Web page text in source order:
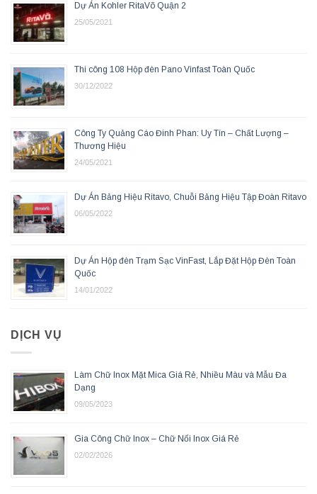
Dự Án Kohler RitaVõ Quận 2
25/05/2021
Thi công 108 Hộp đèn Pano Vinfast Toàn Quốc
30/12/2022
Công Ty Quảng Cáo Đinh Phan: Uy Tín – Chất Lượng –
Thương Hiệu
24/05/2021
Dự Án Bảng Hiệu Ritavo, Chuỗi Bảng Hiệu Tập Đoàn Ritavo
06/05/2022
Dự Án Hộp đèn Trạm Sạc VinFast, Lắp Đặt Hộp Đèn Toàn
Quốc
14/01/2022
DỊCH VỤ
Làm Chữ Inox Mặt Mica Giá Rẻ, Nhiều Màu và Mẫu Đa
Dạng
09/05/2023
Gia Công Chữ Inox – Chữ Nổi Inox Giá Rẻ
02/02/2026